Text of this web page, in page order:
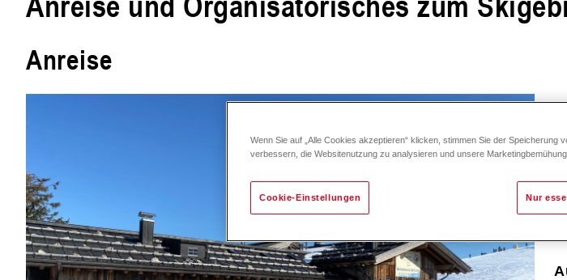
Anreise
Wenn Sie auf „Alle Cookies akzeptieren“ klicken, stimmen Sie der
verbessern, die Websitenutzung zu analysieren und unsere
Cookie-Einstellungen Nur